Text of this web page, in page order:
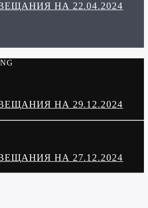
НА 22.04.2024
НА 29.12.2024
НА 27.12.2024